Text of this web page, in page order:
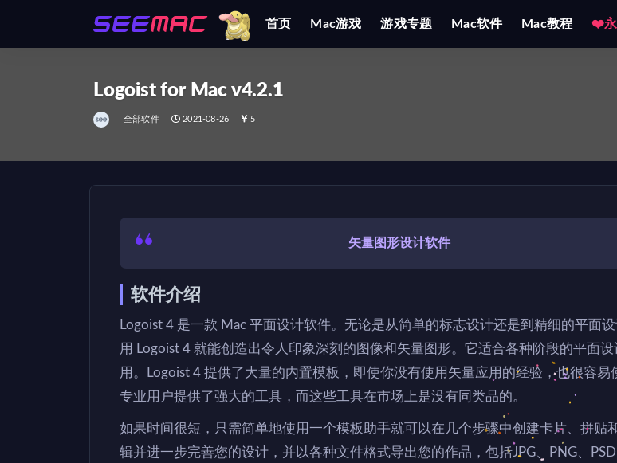
首页 Mac游戏 游戏专题 Mac软件 Mac教程 ❤️永
Logoist for Mac v4.2.1
全部软件 2021-08-26 5
矢量图形设计软件
软件介绍
Logoist 4 是一款 Mac 平面设计软件。无论是从简单的标志设计还是到精细的平面
用 Logoist 4 就能创造出令人印象深刻的图像和矢量图形。它适合各种阶段的平面设
用。Logoist 4 提供了大量的内置模板，即使你没有使用矢量应用的经验，也很容易
专业用户提供了强大的工具，而这些工具在市场上是没有同类品的。
如果时间很短，只需简单地使用一个模板助手就可以在几个步骤中创建卡片、拼贴
辑并进一步完善您的设计，并以各种文件格式导出您的作品，包括JPG、PNG、